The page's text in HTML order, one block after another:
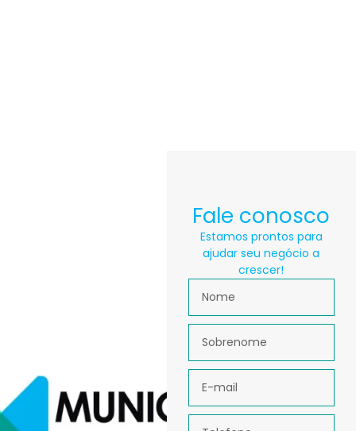
Fale conosco
Estamos prontos para
ajudar seu negócio a
crescer!